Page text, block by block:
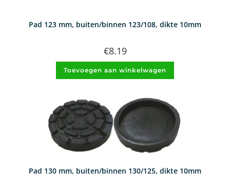
Pad 123 mm, buiten/binnen 123/108, dikte 10mm
€8.19
Toevoegen aan winkelwagen
Pad 130 mm, buiten/binnen 130/125, dikte 10mm